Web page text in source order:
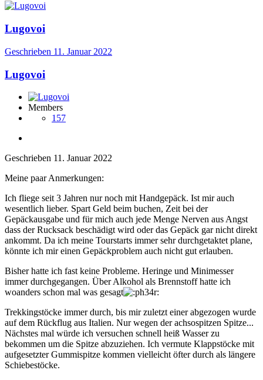
Lugovoi
Geschrieben 11. Januar 2022
Lugovoi
Members
157
Geschrieben 11. Januar 2022
Meine paar Anmerkungen:
Ich fliege seit 3 Jahren nur noch mit Handgepäck. Ist mir auch
wesentlich lieber. Spart Geld beim buchen, Zeit bei der
Gepäckausgabe und für mich auch jede Menge Nerven aus Angst
dass der Rucksack beschädigt wird oder das Gepäck gar nicht direkt
ankommt. Da ich meine Tourstarts immer sehr durchgetaktet plane,
könnte ich mir einen Gepäckproblem auch nicht gut erlauben.
Bisher hatte ich fast keine Probleme. Heringe und Minimesser
immer durchgegangen. Über Alkohol als Brennstoff hatte ich
woanders schon mal was gesagt
Trekkingstöcke immer durch, bis mir zuletzt einer abgezogen wurde
auf dem Rückflug aus Italien. Nur wegen der achsospitzen Spitze...
Nächstes mal würde ich versuchen schnell heiß Wasser zu
bekommen um die Spitze abzuziehen. Ich vermute Klappstöcke mit
aufgesetzter Gummispitze kommen vielleicht öfter durch als längere
Schiebestöcke.